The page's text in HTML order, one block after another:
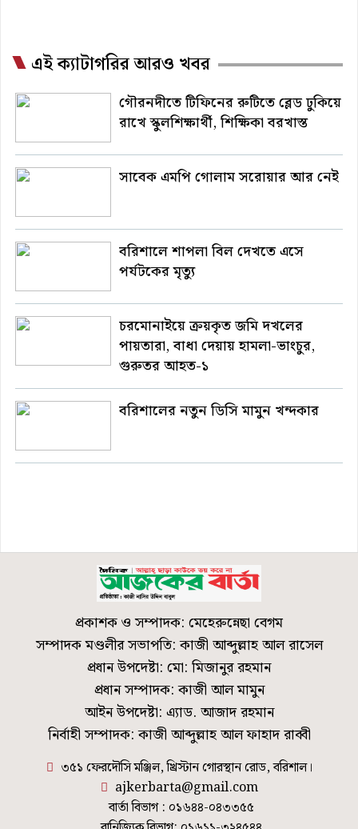
এই ক্যাটাগরির আরও খবর
গৌরনদীতে টিফিনের রুটিতে ব্লেড ঢুকিয়ে
রাখে স্কুলশিক্ষার্থী, শিক্ষিকা বরখাস্ত
সাবেক এমপি গোলাম সরোয়ার আর নেই
বরিশালে শাপলা বিল দেখতে এসে
পর্যটকের মৃত্যু
চরমোনাইয়ে ক্রয়কৃত জমি দখলের
পায়তারা, বাধা দেয়ায় হামলা-ভাংচুর,
গুরুতর আহত-১
বরিশালের নতুন ডিসি মামুন খন্দকার
প্রকাশক ও সম্পাদক: মেহেরুন্নেছা বেগম
সম্পাদক মণ্ডলীর সভাপতি: কাজী আব্দুল্লাহ আল রাসেল
প্রধান উপদেষ্টা: মো: মিজানুর রহমান
প্রধান সম্পাদক: কাজী আল মামুন
আইন উপদেষ্টা: এ্যাড. আজাদ রহমান
নির্বাহী সম্পাদক: কাজী আব্দুল্লাহ আল ফাহাদ রাব্বী
৩৫১ ফেরদৌসি মঞ্জিল, খ্রিস্টান গোরস্থান রোড, বরিশাল।
ajkerbarta@gmail.com
বার্তা বিভাগ : ০১৬৪৪-০৪৩৩৫৫